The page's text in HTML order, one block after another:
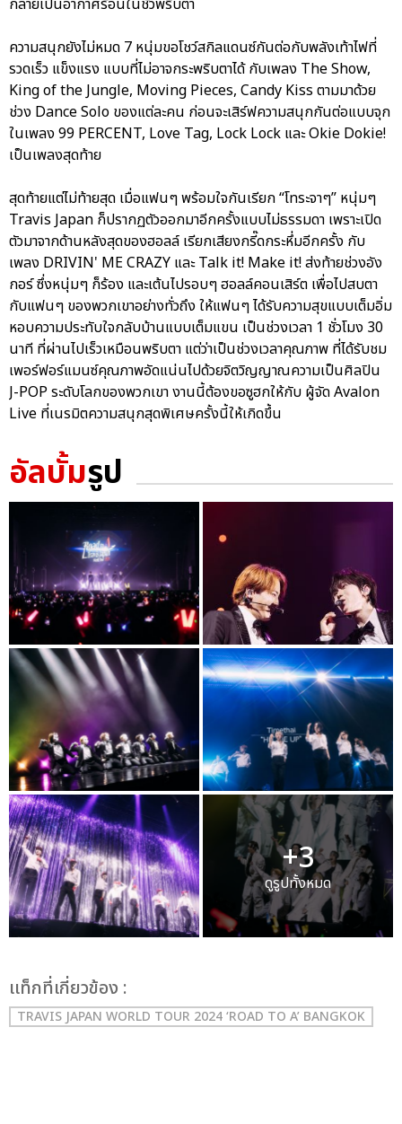
กลายเป็นอากาศร้อนในชั่วพริบตา
ความสนุกยังไม่หมด 7 หนุ่มขอโชว์สกิลแดนซ์กันต่อกับพลังเท้าไฟที่
รวดเร็ว แข็งแรง แบบที่ไม่อาจกระพริบตาได้ กับเพลง The Show,
King of the Jungle, Moving Pieces, Candy Kiss ตามมาด้วย
ช่วง Dance Solo ของแต่ละคน ก่อนจะเสิร์ฟความสนุกกันต่อแบบจุก
ในเพลง 99 PERCENT, Love Tag, Lock Lock และ Okie Dokie!
เป็นเพลงสุดท้าย
สุดท้ายแต่ไม่ท้ายสุด เมื่อแฟนๆ พร้อมใจกันเรียก “โทระจาๆ” หนุ่มๆ
Travis Japan ก็ปรากฏตัวออกมาอีกครั้งแบบไม่ธรรมดา เพราะเปิด
ตัวมาจากด้านหลังสุดของฮอลล์ เรียกเสียงกรี๊ดกระหึ่มอีกครั้ง กับ
เพลง DRIVIN' ME CRAZY และ Talk it! Make it! ส่งท้ายช่วงอัง
กอร์ ซึ่งหนุ่มๆ ก็ร้อง และเต้นไปรอบๆ ฮอลล์คอนเสิร์ต เพื่อไปสบตา
กับแฟนๆ ของพวกเขาอย่างทั่วถึง ให้แฟนๆ ได้รับความสุขแบบเต็มอิ่ม
หอบความประทับใจกลับบ้านแบบเต็มแขน เป็นช่วงเวลา 1 ชั่วโมง 30
นาที ที่ผ่านไปเร็วเหมือนพริบตา แต่ว่าเป็นช่วงเวลาคุณภาพ ที่ได้รับชม
เพอร์ฟอร์แมนซ์คุณภาพอัดแน่นไปด้วยจิตวิญญาณความเป็นศิลปิน
J-POP ระดับโลกของพวกเขา งานนี้ต้องขอซูฮกให้กับ ผู้จัด Avalon
Live ที่เนรมิตความสนุกสุดพิเศษครั้งนี้ให้เกิดขึ้น
อัลบั้มรูป
+3
ดูรูปทั้งหมด
เเท็กที่เกี่ยวข้อง :
TRAVIS JAPAN WORLD TOUR 2024 ‘ROAD TO A’ BANGKOK